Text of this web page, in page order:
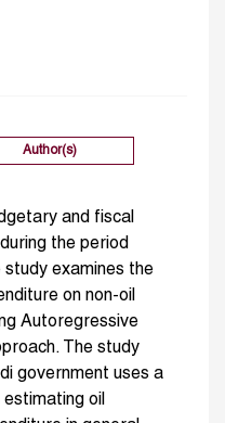
Author(s)
and fiscal
the period
examines the
on non-oil
Autoregressive
The study
government uses a
oil